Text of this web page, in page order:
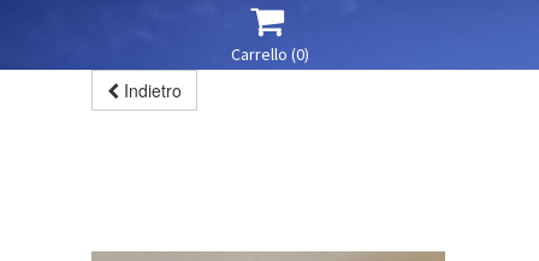

Carrello (0)
Indietro